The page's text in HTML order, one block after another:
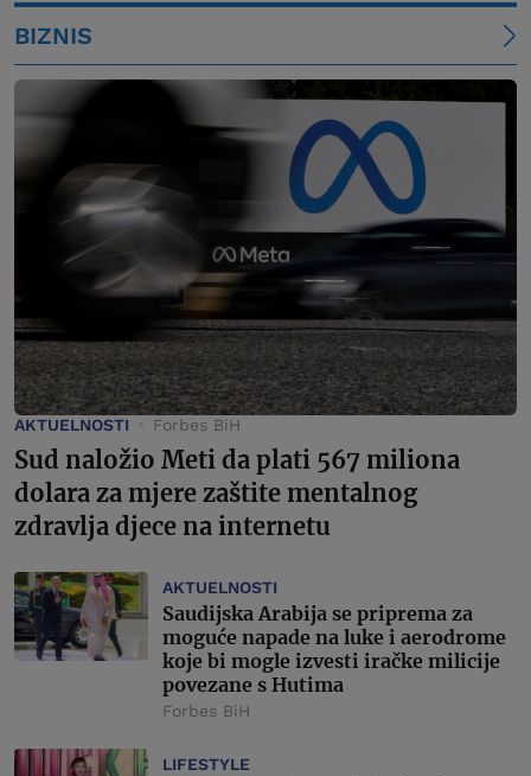
BIZNIS
AKTUELNOSTI Forbes BiH
Sud naložio Meti da plati 567 miliona
dolara za mjere zaštite mentalnog
zdravlja djece na internetu
AKTUELNOSTI
Saudijska Arabija se priprema za
moguće napade na luke i aerodrome
koje bi mogle izvesti iračke milicije
povezane s Hutima
Forbes BiH
LIFESTYLE